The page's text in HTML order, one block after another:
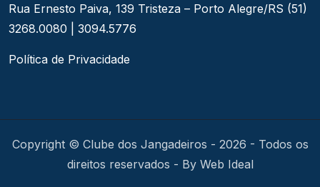
Rua Ernesto Paiva, 139 Tristeza – Porto Alegre/RS (51)
3268.0080 | 3094.5776
Política de Privacidade
Copyright © Clube dos Jangadeiros - 2026 - Todos os
direitos reservados - By Web Ideal